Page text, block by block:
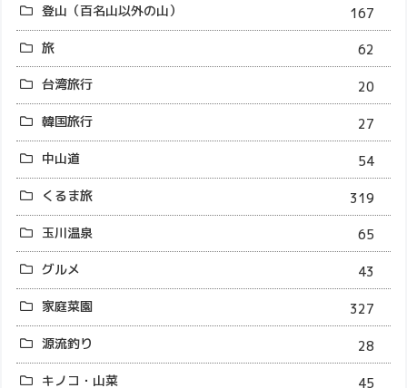
登山（百名山以外の山）
167
旅
62
台湾旅行
20
韓国旅行
27
中山道
54
くるま旅
319
玉川温泉
65
グルメ
43
家庭菜園
327
源流釣り
28
キノコ・山菜
45